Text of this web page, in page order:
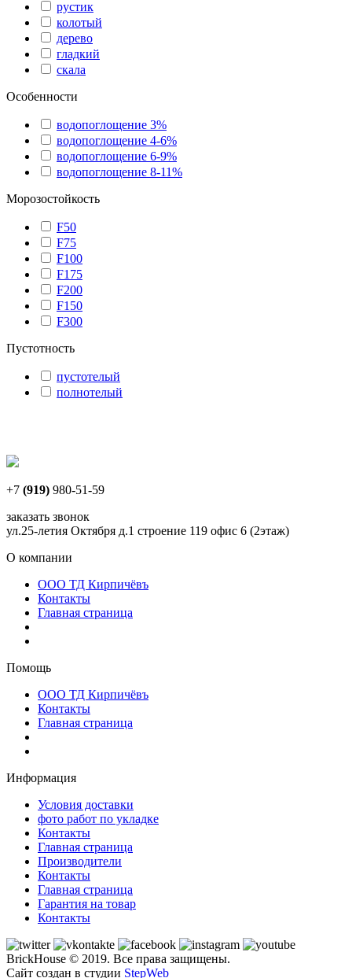
рустик
колотый
дерево
гладкий
скала
Особенности
водопоглощение 3%
водопоглощение 4-6%
водопоглощение 6-9%
водопоглощение 8-11%
Морозостойкость
F50
F75
F100
F175
F200
F150
F300
Пустотность
пустотелый
полнотелый
+7 (919) 980-51-59
заказать звонок
ул.25-летия Октября д.1 строение 119 офис 6 (2этаж)
О компании
ООО ТД Кирпичёвъ
Контакты
Главная страница
Помощь
ООО ТД Кирпичёвъ
Контакты
Главная страница
Информация
Условия доставки
фото работ по укладке
Контакты
Главная страница
Производители
Контакты
Главная страница
Гарантия на товар
Контакты
BrickHouse © 2019. Все права защищены.
Сайт создан в студии StepWeb